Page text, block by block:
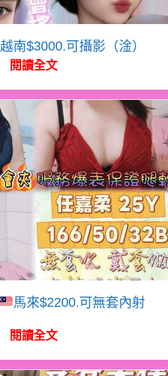
越南$3000.可攝影（淦）
閱讀全文
馬來$2200.可無套內射
閱讀全文